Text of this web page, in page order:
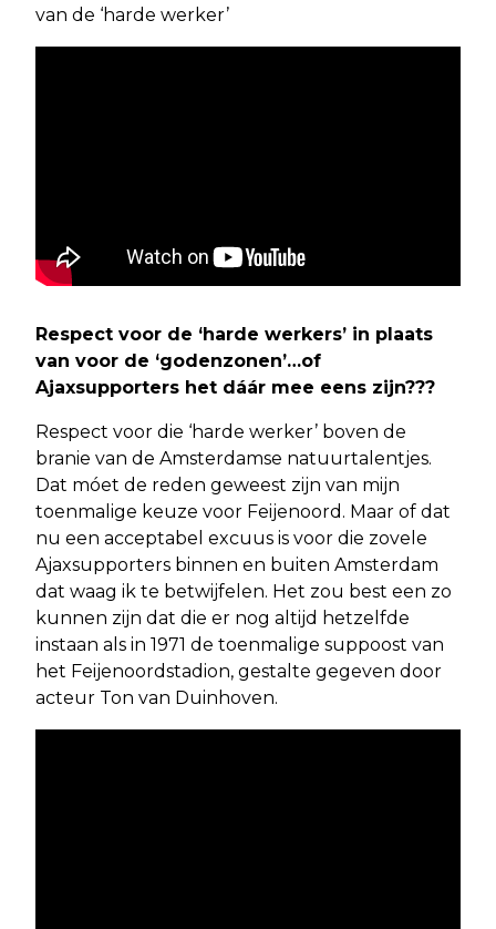
van de ‘harde werker’
Respect voor de ‘harde werkers’ in plaats
van voor de ‘godenzonen’…of
Ajaxsupporters het dáár mee eens zijn???
Respect voor die ‘harde werker’ boven de
branie van de Amsterdamse natuurtalentjes.
Dat móet de reden geweest zijn van mijn
toenmalige keuze voor Feijenoord. Maar of dat
nu een acceptabel excuus is voor die zovele
Ajaxsupporters binnen en buiten Amsterdam
dat waag ik te betwijfelen. Het zou best een zo
kunnen zijn dat die er nog altijd hetzelfde
instaan als in 1971 de toenmalige suppoost van
het Feijenoordstadion, gestalte gegeven door
acteur Ton van Duinhoven.